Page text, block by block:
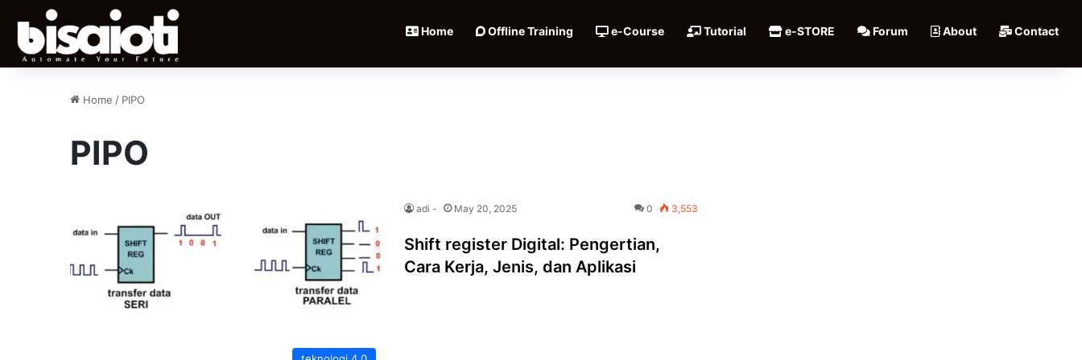
Home Offline Training e-Course Tutorial e-STORE Forum About Contact
Home / PIPO
PIPO
adi - May 20, 2025 0 3,553
Shift register Digital: Pengertian,
Cara Kerja, Jenis, dan Aplikasi